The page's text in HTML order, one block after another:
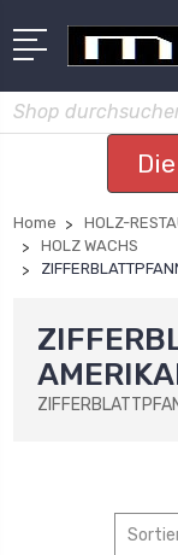
Suchen
Home
HOLZ-
HOLZ WACHS